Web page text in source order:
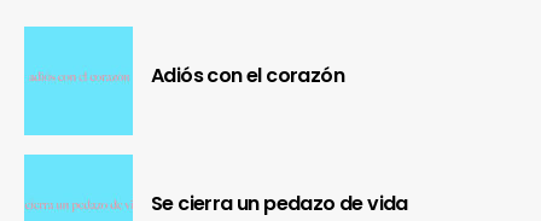
Adiós con el corazón
Se cierra un pedazo de vida